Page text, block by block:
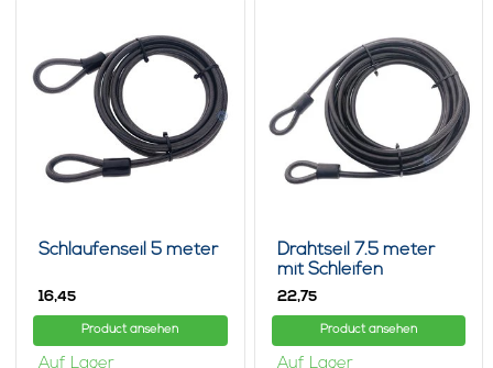
Schlaufenseil 5 meter
16,45
Product ansehen
Auf Lager
Drahtseil 7.5 meter
mit Schleifen
22,75
Product ansehen
Auf Lager